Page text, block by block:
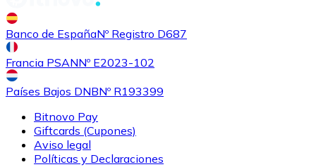
Comprar
SHIB
Banco de EspañaNº Registro D687
Francia PSANNº E2023-102
Países Bajos DNBNº R193399
Bitnovo Pay
Giftcards (Cupones)
Aviso legal
Políticas y Declaraciones